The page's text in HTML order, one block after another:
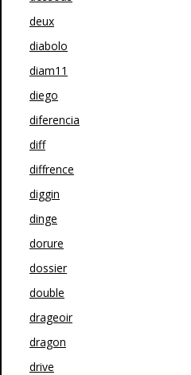
deux
diabolo
diam11
diego
diferencia
diff
diffrence
diggin
dinge
dorure
dossier
double
drageoir
dragon
drive